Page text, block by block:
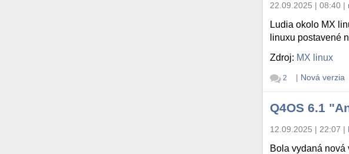
22.09.2025 | 08:40 |
Ludia okolo MX
linuxu postavené
Zdroj: MX linux
2 | Nová verzia
Q4OS 6.1
12.09.2025 | 22:07 |
Bola vydaná